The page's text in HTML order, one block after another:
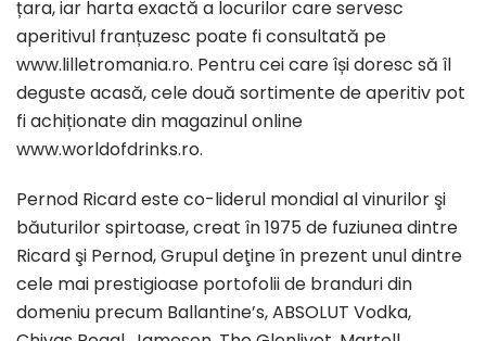
țara, iar harta exactă a locurilor care servesc
aperitivul franțuzesc poate fi consultată pe
www.lilletromania.ro. Pentru cei care își doresc să îl
deguste acasă, cele două sortimente de aperitiv pot
fi achiționate din magazinul online
www.worldofdrinks.ro.
Pernod Ricard este co-liderul mondial al vinurilor şi
băuturilor spirtoase, creat în 1975 de fuziunea dintre
Ricard şi Pernod, Grupul deţine în prezent unul dintre
cele mai prestigioase portofolii de branduri din
domeniu precum Ballantine’s, ABSOLUT Vodka,